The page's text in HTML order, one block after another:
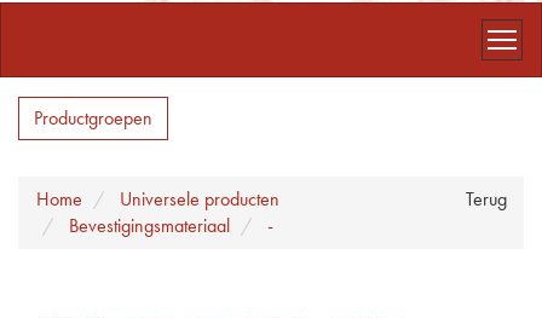
Productgroepen
Terug
Home
Universele producten
Bevestigingsmateriaal
-